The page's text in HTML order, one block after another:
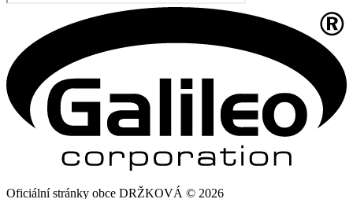
Oficiální stránky obce DRŽKOVÁ © 2026